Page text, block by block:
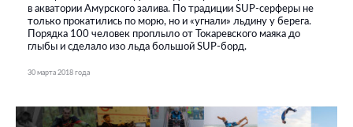
в акватории Амурского залива. По традиции SUP-серферы не
только прокатились по морю, но и «угнали» льдину у берега.
Порядка 100 человек проплыло от Токаревского маяка до
глыбы и сделало изо льда большой SUP-борд.
30 марта 2018 года